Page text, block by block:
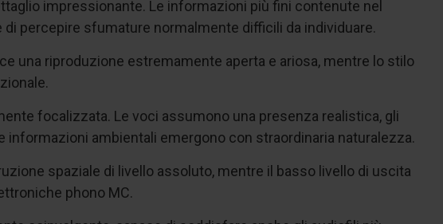
impressionante. Le informazioni più fini contenute nel
percepire sfumature normalmente difficili da individuare.
una riproduzione estremamente aperta e ariosa, mentre lo stilo
focalizzata. Le voci assumono una presenza realistica, gli
ambientali emergono con straordinaria naturalezza.
spaziale di livello assoluto, mentre il basso livello di uscita
phono MC.